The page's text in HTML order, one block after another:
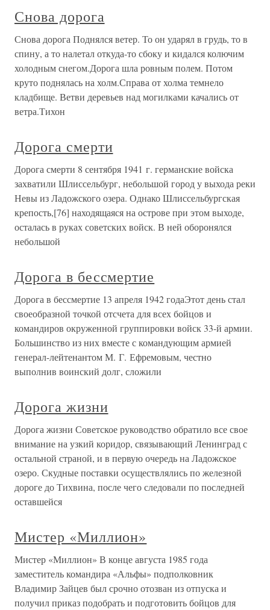
Снова дорога
Снова дорога Поднялся ветер. То он ударял в грудь, то в
спину, а то налетал откуда-то сбоку и кидался колючим
холодным снегом.Дорога шла ровным полем. Потом
круто поднялась на холм.Справа от холма темнело
кладбище. Ветви деревьев над могилками качались от
ветра.Тихон
Дорога смерти
Дорога смерти 8 сентября 1941 г. германские войска
захватили Шлиссельбург, небольшой город у выхода реки
Невы из Ладожского озера. Однако Шлиссельбургская
крепость,[76] находящаяся на острове при этом выходе,
осталась в руках советских войск. В ней оборонялся
небольшой
Дорога в бессмертие
Дорога в бессмертие 13 апреля 1942 годаЭтот день стал
своеобразной точкой отсчета для всех бойцов и
командиров окруженной группировки войск 33-й армии.
Большинство из них вместе с командующим армией
генерал-лейтенантом М. Г. Ефремовым, честно
выполнив воинский долг, сложили
Дорога жизни
Дорога жизни Советское руководство обратило все свое
внимание на узкий коридор, связывающий Ленинград с
остальной страной, и в первую очередь на Ладожское
озеро. Скудные поставки осуществлялись по железной
дороге до Тихвина, после чего следовали по последней
оставшейся
Мистер «Миллион»
Мистер «Миллион» В конце августа 1985 года
заместитель командира «Альфы» подполковник
Владимир Зайцев был срочно отозван из отпуска и
получил приказ подобрать и подготовить бойцов для